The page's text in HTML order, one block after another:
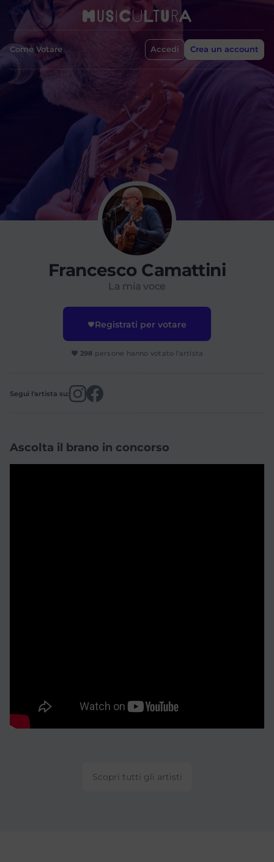
Come Votare Accedi Crea un account
Francesco Camattini
La mia voce
Registrati per votare
298 persone hanno votato l'artista
Segui l'artista su:
Ascolta il brano in concorso
Scopri tutti gli artisti